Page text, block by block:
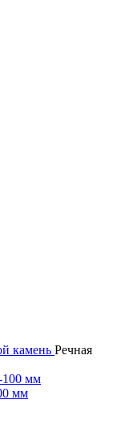
камень Речная
мм